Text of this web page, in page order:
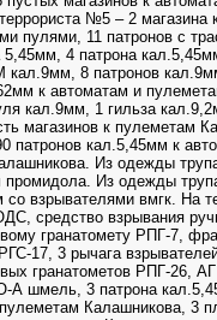
№5 – 2
пулями, 11 патронов с
5,45мм, 4 патрона
кал.9мм, 8 патронов
к автоматам и
кал.9мм, 1 гильза
магазинов к пулеметам
патронов кал.5,45мм к
Из одежды
Из одежды
со взрывателями вмгк. На
средство взрывания
гранатомету РПГ-7,
17, 3 рычага
гранатометов РПГ-26,
А шмель, 3 патрона
Калашникова, 3